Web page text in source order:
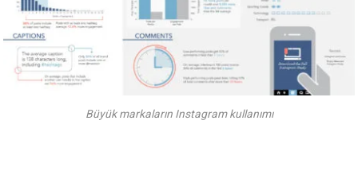
Büyük markaların Instagram kullanımı